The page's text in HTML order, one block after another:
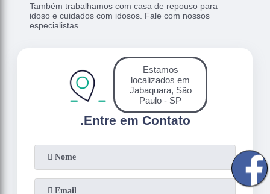
Também trabalhamos com casa de repouso para
idoso e cuidados com idosos. Fale com nossos
especialistas.
.Entre em Contato
Estamos
localizados em
Jabaquara, São
Paulo - SP